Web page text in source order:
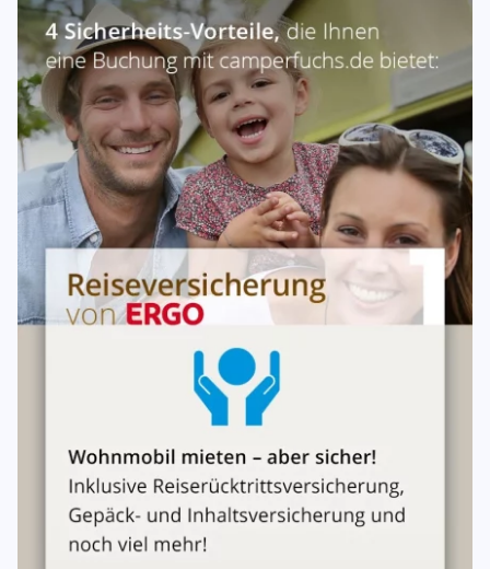
und gefüllter Frischwassertank, CEE-Adapter mit
Verlängerungskabel,Thermomatten, Auffahrkeile,
Wasserschlauch, Handfeger/Kehrblech,
Verbandskasten,Warnwesten, Warndreieck,
Reifenpannenset, Bordtasche inkl. Betriebsanleitungen,
Navigation/Camper APP, Euroschutzbrief, ausführliche
Einweisung bei Übergabe
Kilometer
Die jeweiligen Mietpreise beinhalten 300 KM pro Miettag,
jeder weiterer KM 0,35 €.
Nutzgas
Eine Gasflasche Erstfüllung inklusive.
Reinigung
Der Mieter ist verpflichtet, das Fahrzeug sorgfältig
gereinigt (innen und außen) an den Vermieter
zurückzugeben. Kommt der Mieter dieser Verpflichtung
ganz oder teilweise nicht nach, so hat er dem Vermieter
die durch die Reinigung entstehenden Kosten zu ersetzen.
Der Vermieter kann einen entsprechenden Geldbetrag von
der geleisteten Kaution einbehalten.
Zuladung